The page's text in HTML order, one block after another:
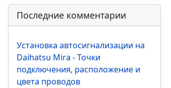
Последние комментарии
Установка автосигнализации на
Daihatsu Mira - Точки
подключения, расположение и
цвета проводов